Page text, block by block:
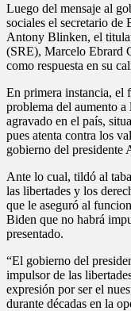
Luego del mensaje al
sociales el secretario
Antony Blinken, el
(SRE), Marcelo Ebrard
como respuesta en su
En primera instancia, el
problema del aumento a
agravado en el país,
pues atenta contra los
gobierno del
Ante lo cual, tildó al
las libertades y los
que le aseguró al
Biden que no habrá
presentado.
“El gobierno del
impulsor de las
expresión por ser el
durante décadas en la